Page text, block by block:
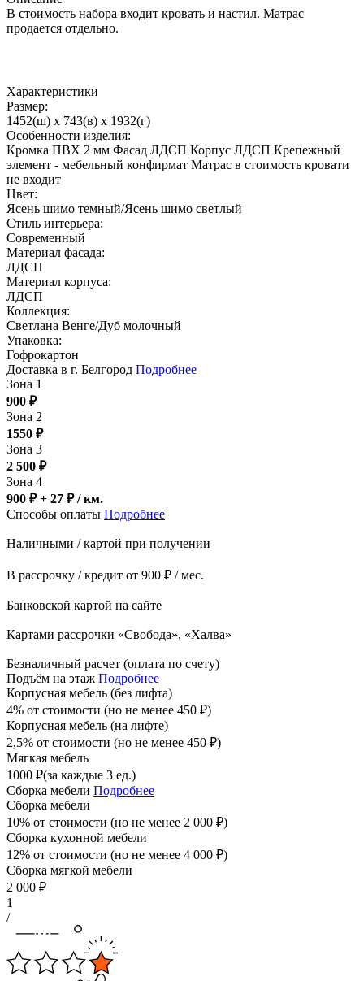
В стоимость набора входит кровать и настил. Матрас
продается отдельно.
Характеристики
Размер:
1452(ш) x 743(в) x 1932(г)
Особенности изделия:
Кромка ПВХ 2 мм Фасад ЛДСП Корпус ЛДСП Крепежный
элемент - мебельный конфирмат Матрас в стоимость кровати
не входит
Цвет:
Ясень шимо темный/Ясень шимо светлый
Стиль интерьера:
Современный
Материал фасада:
ЛДСП
Материал корпуса:
ЛДСП
Коллекция:
Светлана Венге/Дуб молочный
Упаковка:
Гофрокартон
Доставка в г. Белгород Подробнее
Зона 1
900 ₽
Зона 2
1550 ₽
Зона 3
2 500 ₽
Зона 4
900 ₽ + 27 ₽/ км.
Способы оплаты Подробнее
Наличными / картой при получении
В рассрочку / кредит от 900 ₽ / мес.
Банковской картой на сайте
Картами рассрочки «Свобода», «Халва»
Безналичный расчет (оплата по счету)
Подъём на этаж Подробнее
Корпусная мебель (без лифта)
4% от стоимости (но не менее 450 ₽)
Корпусная мебель (на лифте)
2,5% от стоимости (но не менее 450 ₽)
Мягкая мебель
1000 ₽(за каждые 3 ед.)
Сборка мебели Подробнее
Сборка мебели
10% от стоимости (но не менее 2 000 ₽)
Сборка кухонной мебели
12% от стоимости (но не менее 4 000 ₽)
Сборка мягкой мебели
2 000 ₽
1
/